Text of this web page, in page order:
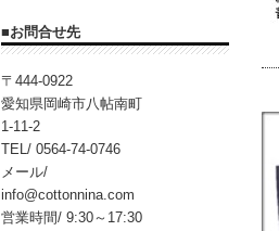
■お問合せ先
〒444-0922
愛知県岡崎市八帖南町
1-11-2
TEL/ 0564-74-0746
メール/
info@cottonnina.com
営業時間/ 9:30～17:30